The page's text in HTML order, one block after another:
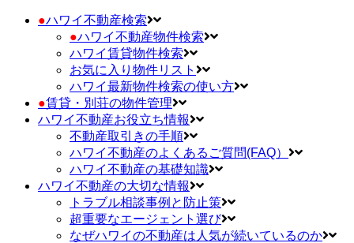
●ハワイ不動産検索
●ハワイ不動産物件検索
ハワイ賃貸物件検索
お気に入り物件リスト
ハワイ最新物件検索の使い方
●賃貸・別荘の物件管理
ハワイ不動産お役立ち情報
不動産取引きの手順
ハワイ不動産のよくあるご質問(FAQ）
ハワイ不動産の基礎知識
ハワイ不動産の大切な情報
トラブル相談事例と防止策
超重要なエージェント選び
なぜハワイの不動産は人気が続いているのか